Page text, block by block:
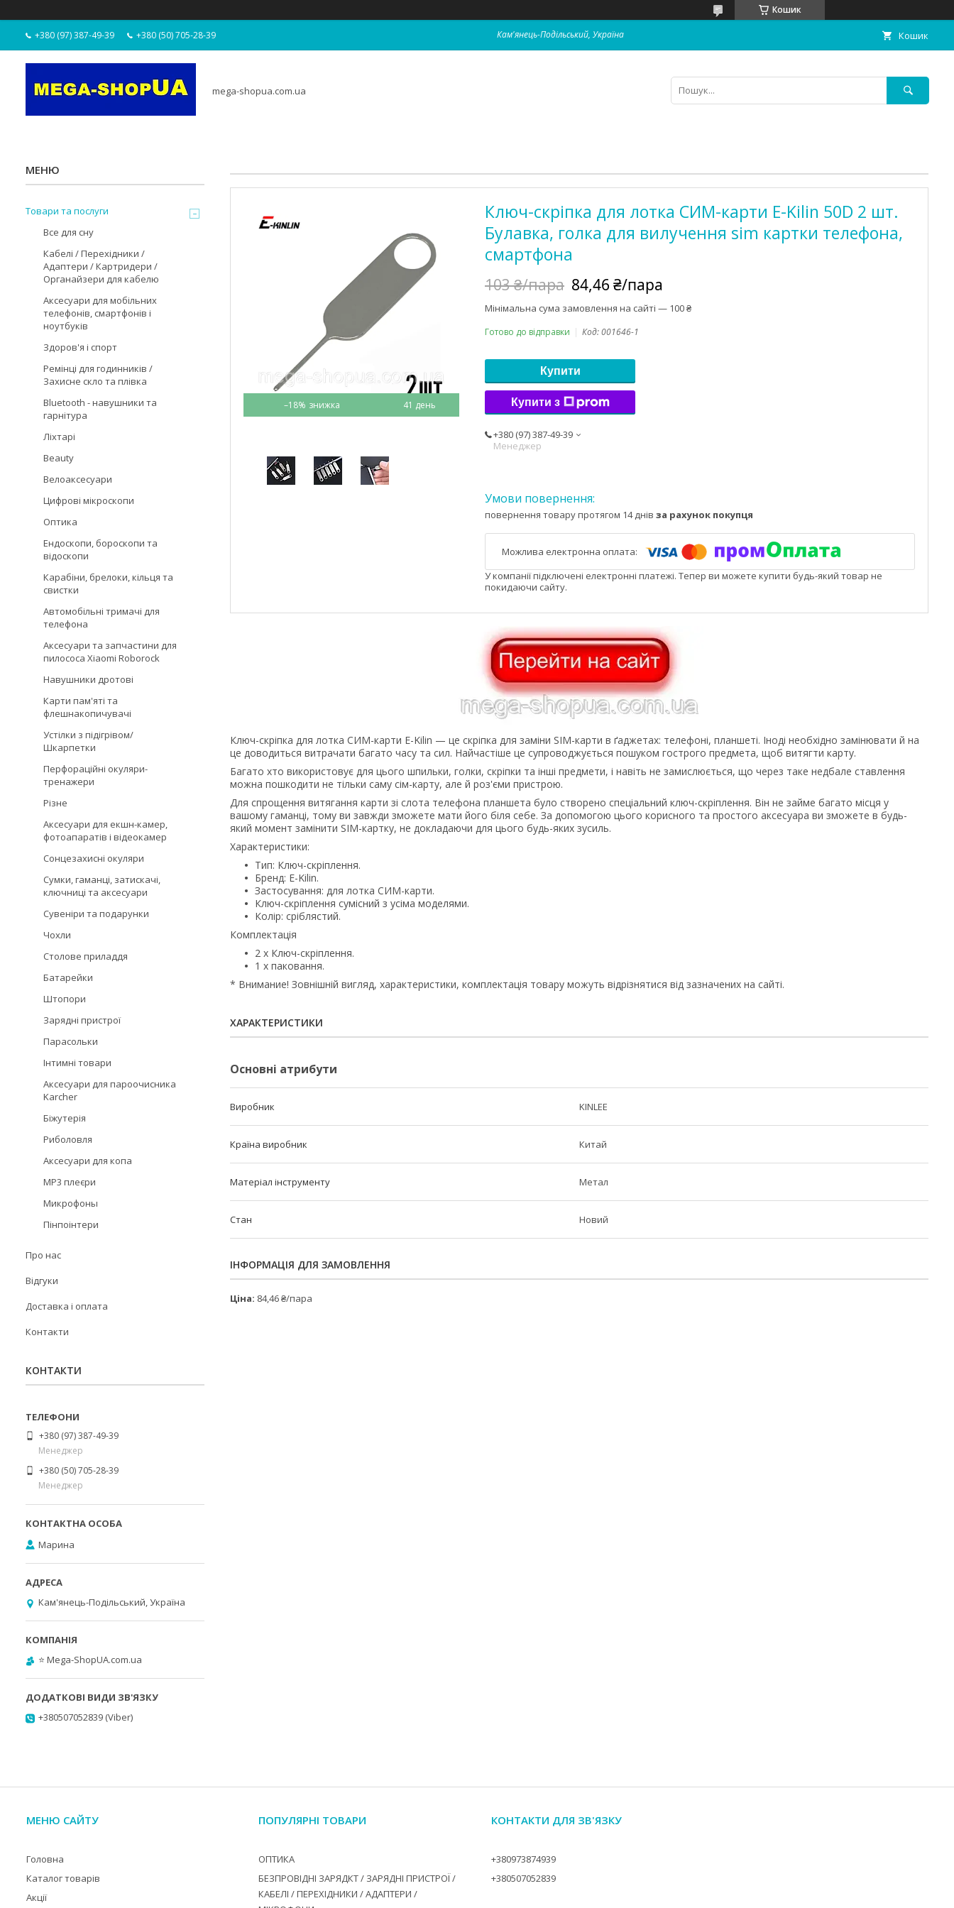
Кошик
+380 (97) 387-49-39 +380 (50) 705-28-39 Кам'янець-Подільський, Україна Кошик
mega-shopua.com.ua
–18% 41 день
Ключ-скріпка для лотка СИМ-карти E-Kilin 50D 2 шт.
Булавка, голка для вилучення sim картки телефона,
смартфона
103 ₴/пара 84,46 ₴/пара
Мінімальна сума замовлення на сайті — 100 ₴
Готово до відправки Код:001646-1
Купити
Купити з
+380 (97) 387-49-39
Менеджер
повернення товару протягом 14 днів за рахунок покупця
У компанії підключені електронні платежі. Тепер ви можете купити будь-який товар не
покидаючи сайту.
Ключ-скріпка для лотка СИМ-карти E-Kilin — це скріпка для заміни SIM-карти в ґаджетах: телефоні, планшеті. Іноді необхідно замінювати й на
це доводиться витрачати багато часу та сил. Найчастіше це супроводжується пошуком гострого предмета, щоб витягти карту.
Багато хто використовує для цього шпильки, голки, скріпки та інші предмети, і навіть не замислюється, що через таке недбале ставлення
можна пошкодити не тільки саму сім-карту, але й роз'єми пристрою.
Для спрощення витягання карти зі слота телефона планшета було створено спеціальний ключ-скріплення. Він не займе багато місця у
вашому гаманці, тому ви завжди зможете мати його біля себе. За допомогою цього корисного та простого аксесуара ви зможете в будь-
який момент замінити SIM-картку, не докладаючи для цього будь-яких зусиль.
Характеристики:
Тип: Ключ-скріплення.
Бренд: E-Kilin.
Застосування: для лотка СИМ-карти.
Ключ-скріплення сумісний з усіма моделями.
Колір: сріблястий.
Комплектація
2 х Ключ-скріплення.
1 х паковання.
* Внимание! Зовнішній вигляд, характеристики, комплектація товару можуть відрізнятися від зазначених на сайті.
ХАРАКТЕРИСТИКИ
Основні атрибути
Виробник KINLEE
Країна виробник Китай
Матеріал інструменту Метал
Стан Новий
ІНФОРМАЦІЯ ДЛЯ ЗАМОВЛЕННЯ
Ціна: 84,46 ₴/пара
Товари та послуги
Все для сну
Кабелі / Перехідники /
Адаптери / Картридери /
Органайзери для кабелю
Аксесуари для мобільних
телефонів, смартфонів і
ноутбуків
Здоров'я і спорт
Ремінці для годинників /
Захисне скло та плівка
Bluetooth - навушники та
гарнітура
Ліхтарі
Beauty
Велоаксесуари
Цифрові мікроскопи
Оптика
Ендоскопи, бороскопи та
відоскопи
Карабіни, брелоки, кільця та
свистки
Автомобільні тримачі для
телефона
Аксесуари та запчастини для
пилососа Xiaomi Roborock
Навушники дротові
Карти пам'яті та
флешнакопичувачі
Устілки з підігрівом/
Шкарпетки
Перфораційні окуляри-
тренажери
Різне
Аксесуари для екшн-камер,
фотоапаратів і відеокамер
Сонцезахисні окуляри
Сумки, гаманці, затискачі,
ключниці та аксесуари
Сувеніри та подарунки
Чохли
Столове приладдя
Батарейки
Штопори
Зарядні пристрої
Парасольки
Інтимні товари
Аксесуари для пароочисника
Karcher
Біжутерія
Риболовля
Аксесуари для копа
MP3 плеєри
Микрофоны
Пінпоінтери
Про нас
Відгуки
Доставка і оплата
Контакти
КОНТАКТИ
+380 (97) 387-49-39
Менеджер
+380 (50) 705-28-39
Менеджер
Марина
Кам'янець-Подільський, Україна
⭐️ Mega-ShopUA.com.ua
+380507052839 (Viber)
МЕНЮ САЙТУ
Головна
Каталог товарів
Акції
ПОПУЛЯРНІ ТОВАРИ
ОПТИКА
БЕЗПРОВІДНІ ЗАРЯДКТ / ЗАРЯДНІ ПРИСТРОЇ /
КАБЕЛІ / ПЕРЕХІДНИКИ / АДАПТЕРИ /
КОНТАКТИ ДЛЯ ЗВ'ЯЗКУ
+380973874939
+380507052839